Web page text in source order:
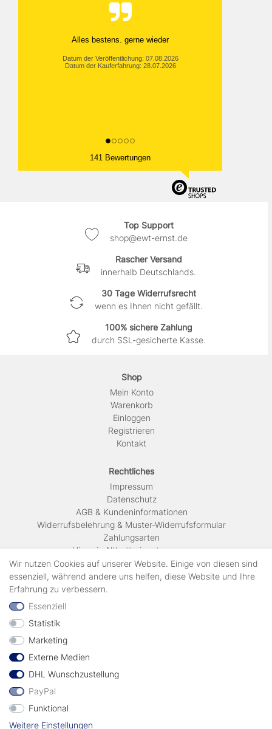
Alles bestens. gerne wieder
Datum der Veröffentlichung: 07.08.2026
Datum der Kauferfahrung: 28.07.2026
141 Bewertungen
Top Support
shop@ewt-ernst.de
Rascher Versand
innerhalb Deutschlands.
30 Tage Widerrufsrecht
wenn es Ihnen nicht gefällt.
100% sichere Zahlung
durch SSL-gesicherte Kasse.
Shop
Mein Konto
Warenkorb
Einloggen
Registrieren
Kontakt
Rechtliches
Impressum
Daten­schutz
AGB & Kundeninformationen
Widerrufsbelehrung & Muster-Widerrufsformular
Zahlungsarten
Hinweis Altbatterieentsorgung
Versandkosten & Lieferinformationen
Zahlungsarten
geprüft durch
Vertrag widerrufen
Wir nutzen Cookies auf unserer Website. Einige von diesen sind
essenziell, während andere uns helfen, diese Website und Ihre
Erfahrung zu verbessern.
Essenziell
Statistik
Marketing
Externe Medien
DHL Wunschzustellung
PayPal
Funktional
Weitere Einstellungen